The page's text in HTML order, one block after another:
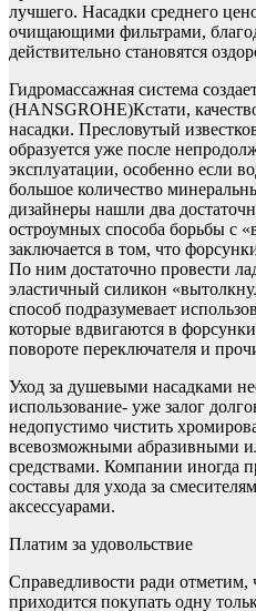
лучшего. Насадки среднего
очищающими фильтрами,
действительно становятся
Гидромассажная система
(HANSGROHE)Кстати,
насадки. Пресловутый
образуется уже после
эксплуатации, особенно если
большое количество
дизайнеры нашли два
остроумных способа борьбы с
заключается в том, что
По ним достаточно провести
эластичный силикон
способ подразумевает
которые вдвигаются в
повороте переключателя и
Уход за душевыми насадками
использование- уже залог
недопустимо чистить
всевозможными абразивными
средствами. Компании иногда
составы для ухода за
аксессуарами.
Платим за удовольствие
Справедливости ради отметим,
приходится покупать одну